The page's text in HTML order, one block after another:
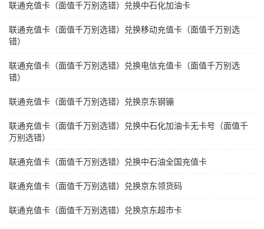
联通充值卡（面值千万别选错）兑换中石化加油卡
联通充值卡（面值千万别选错）兑换移动充值卡（面值千万别选
错）
联通充值卡（面值千万别选错）兑换电信充值卡（面值千万别选
错）
联通充值卡（面值千万别选错）兑换京东钢镚
联通充值卡（面值千万别选错）兑换中石化加油卡无卡号（面值千
万别选错）
联通充值卡（面值千万别选错）兑换中石油全国充值卡
联通充值卡（面值千万别选错）兑换京东领货码
联通充值卡（面值千万别选错）兑换京东超市卡